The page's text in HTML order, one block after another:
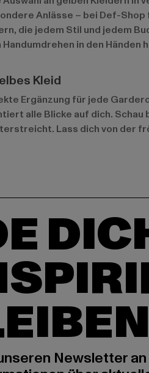
Anlässe – bei Def-
die jedem Stil und jedem
in den Händen
Kleid
Ergänzung für jede
alle Blicke auf dich.
Lass dich von der
Newsletter an